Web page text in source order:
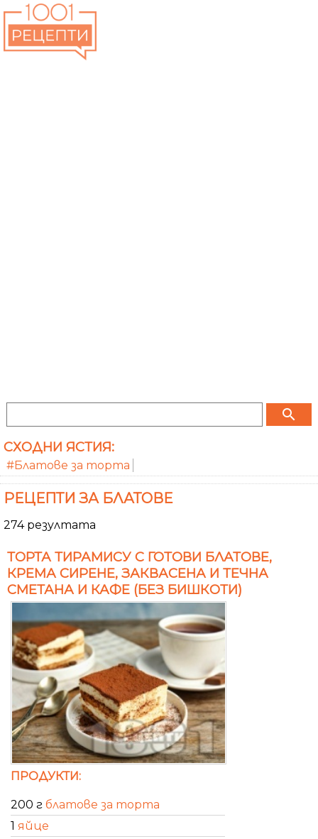
search
СХОДНИ ЯСТИЯ:
#Блатове за торта
РЕЦЕПТИ ЗА БЛАТОВЕ
274 резултата
ТОРТА ТИРАМИСУ С ГОТОВИ БЛАТОВЕ,
КРЕМА СИРЕНЕ, ЗАКВАСЕНА И ТЕЧНА
СМЕТАНА И КАФЕ (БЕЗ БИШКОТИ)
ПРОДУКТИ:
200 г блатове за торта
1 яйце